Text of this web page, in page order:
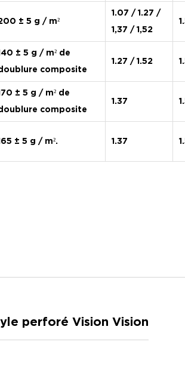
± 5 g / m²
1.07 / 1.27 /
1,37 / 1,52
± 5 g / m² de
composite
1.27 / 1.52
± 5 g / m² de
composite
1.37
± 5 g / m². 1.37
perforé Vision Vision